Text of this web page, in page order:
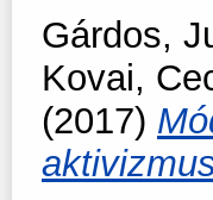
Gárdos,
Kovai,
(2017)